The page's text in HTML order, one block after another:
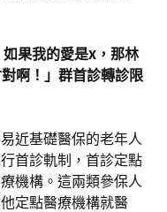
果我的愛是X，那林
啊！」群首診轉診限
近基礎醫保的老年人
首診軌制，首診定點
機構。這兩類參保人
定點醫療機構就醫